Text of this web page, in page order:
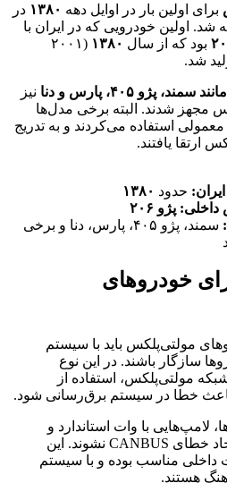
برای اولین بار در اوایل دهه ۱۳۸۰ در
شد. اولین خودرویی که در ایران با
بود که از سال ۱۳۸۰
(۲۰۰۱
شد.
پژو ۴۰۵، پارس و دنا
نیز
مجهز شدند. البته برخی مدل‌ها
استفاده می‌کردند و به تدریج
ارتقا یافتند.
حدود ۱۳۸۰
داخلی: پژو ۲۰۶
سمند، پژو ۴۰۵، پارس، دنا و برخی
خودروهای
مولتی‌پلکس باید با سیستم
سازگار باشند. در این نوع
مولتی‌پلکس، استفاده از
خطا در سیستم برق‌رسانی شود.
لامپ‌هایی با وات استاندارد و
کیفیت بالا هستند که باعث ایجاد خطای CANBUS نشوند. این
داخلی مناسب بوده و با سیستم
هستند.